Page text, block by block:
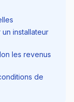
installateur
les revenus
de